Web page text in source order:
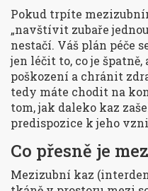
Pokud trpíte
„navštívit zubaře
nestačí. Váš plán péče
jen léčit to, co je
poškození a chránit
tedy máte chodit na
tom, jak daleko kaz
predispozice k jeho
Co přesně je
Mezizubní kaz